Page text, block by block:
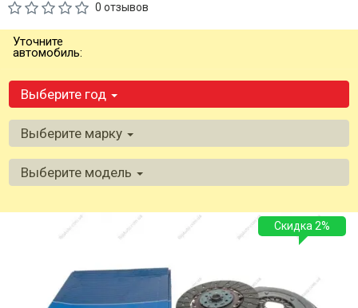
0 отзывов
Уточните
автомобиль:
Выберите год
Выберите марку
Выберите модель
Скидка 2%